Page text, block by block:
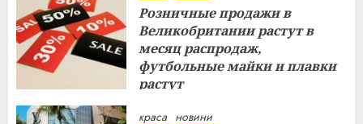
Розничные продажи в
Великобритании растут в
месяц распродаж,
футбольные майки и плавки
растут
краса новини